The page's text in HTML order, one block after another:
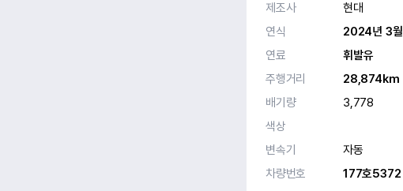
제조사
현대
연식
2024년 3월
연료
휘발유
주행거리
28,874km
배기량
3,778
색상
변속기
자동
차량번호
177호5372